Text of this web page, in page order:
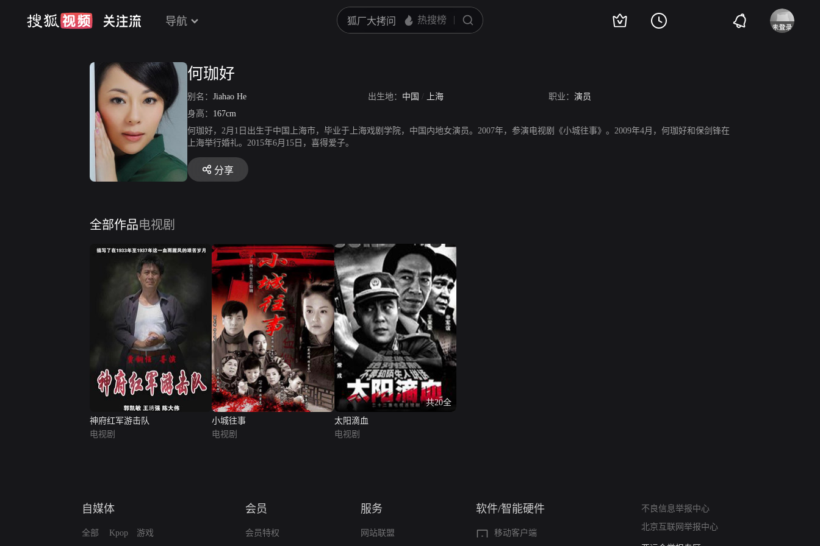
导航
何珈好
别名： Jiahao He 出生地： 中国 / 上海 职业： 演员
身高： 167cm
何珈好，2月1日出生于中国上海市，毕业于上海戏剧学院，中国内地女演员。2007年，参演电视剧《小城往事》。2009年4月，何珈好和保剑锋在
上海举行婚礼。2015年6月15日，喜得爱子。
分享
全部作品电视剧
神府红军游击队
电视剧
小城往事
电视剧
共20全
太阳滴血
电视剧
自媒体
全部 Kpop 游戏
会员
会员特权
服务
网站联盟
软件/智能硬件
移动客户端
不良信息举报中心
北京互联网举报中心
算法推荐专项举报